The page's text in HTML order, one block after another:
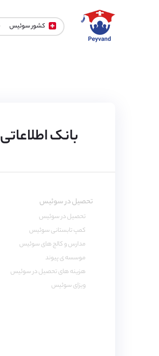
کشور سوئیس
بانک اطلاعاتی
تحصیل در سوئیس
تحصیل در سوئیس
کمپ تابستانی سوئیس
مدارس و کالج های سوئیس
موسسه ی پیوند
هزینه های تحصیل در سوئیس
ویزای سوئیس